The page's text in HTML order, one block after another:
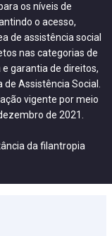
os níveis de
o acesso,
de assistência social
nas categorias de
garantia de direitos,
Assistência Social.
vigente por meio
de 2021.
da filantropia